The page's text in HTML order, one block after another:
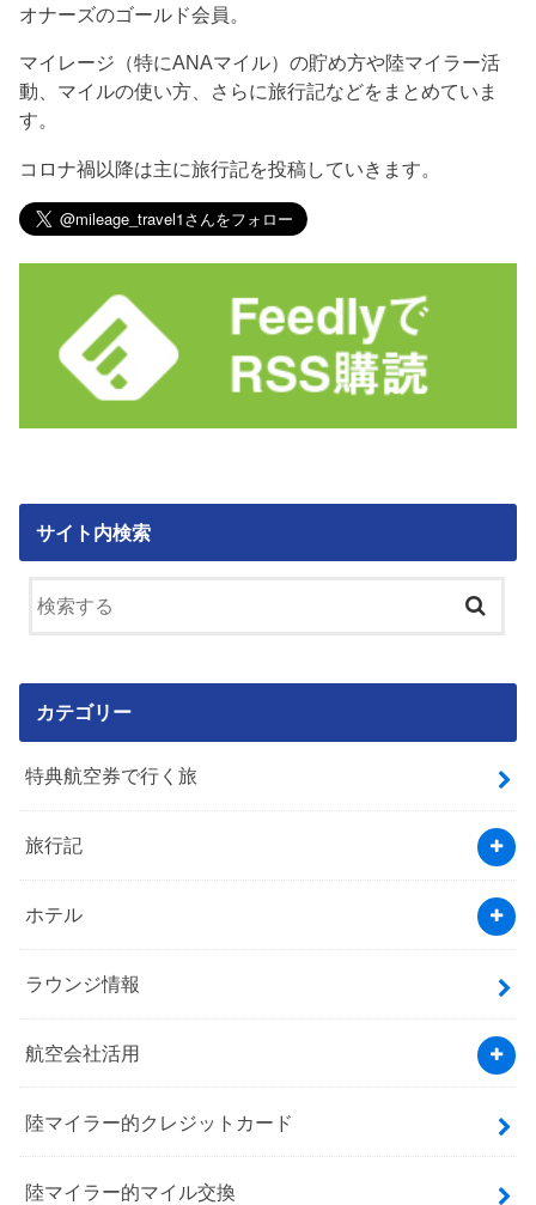
オナーズのゴールド会員。
マイレージ（特にANAマイル）の貯め方や陸マイラー活
動、マイルの使い方、さらに旅行記などをまとめていま
す。
コロナ禍以降は主に旅行記を投稿していきます。
サイト内検索
カテゴリー
特典航空券で行く旅
旅行記
ホテル
ラウンジ情報
航空会社活用
陸マイラー的クレジットカード
陸マイラー的マイル交換